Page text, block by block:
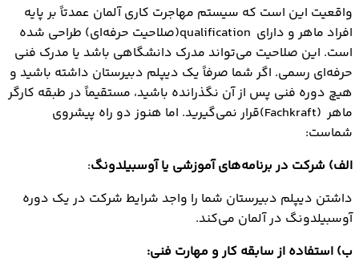
واقعیت این است که سیستم مهاجرت کاری آلمان عمدتاً بر پایه
افراد ماهر و دارای qualification(صلاحیت حرفه‌ای) طراحی شده
است. این صلاحیت می‌تواند مدرک دانشگاهی باشد یا مدرک فنی
حرفه‌ای رسمی. اگر شما صرفاً یک دیپلم دبیرستان داشته باشید و
هیچ دوره فنی پس از آن نگذرانده باشید، مستقیماً در طبقه کارگر
ماهر (Fachkraft)قرار نمی‌گیرید. اما هنوز دو راه پیشروی
شماست:
الف) شرکت در برنامه‌های آموزشی یا آوسبیلدونگ:
داشتن دیپلم دبیرستان شما را واجد شرایط شرکت در یک دوره
آوسبیلدونگ در آلمان می‌کند.
ب) استفاده از سابقه کار و مهارت فنی: